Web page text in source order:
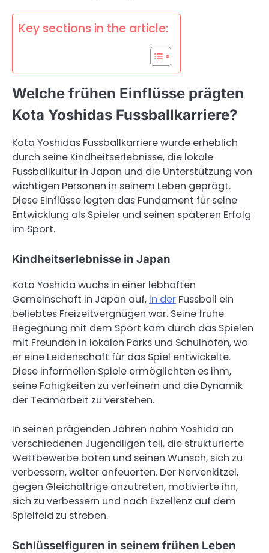
Key sections in the article:
Welche frühen Einflüsse prägten
Kota Yoshidas Fussballkarriere?
Kota Yoshidas Fussballkarriere wurde erheblich
durch seine Kindheitserlebnisse, die lokale
Fussballkultur in Japan und die Unterstützung von
wichtigen Personen in seinem Leben geprägt.
Diese Einflüsse legten das Fundament für seine
Entwicklung als Spieler und seinen späteren Erfolg
im Sport.
Kindheitserlebnisse in Japan
Kota Yoshida wuchs in einer lebhaften
Gemeinschaft in Japan auf, in der Fussball ein
beliebtes Freizeitvergnügen war. Seine frühe
Begegnung mit dem Sport kam durch das Spielen
mit Freunden in lokalen Parks und Schulhöfen, wo
er eine Leidenschaft für das Spiel entwickelte.
Diese informellen Spiele ermöglichten es ihm,
seine Fähigkeiten zu verfeinern und die Dynamik
der Teamarbeit zu verstehen.
In seinen prägenden Jahren nahm Yoshida an
verschiedenen Jugendligen teil, die strukturierte
Wettbewerbe boten und seinen Wunsch, sich zu
verbessern, weiter anfeuerten. Der Nervenkitzel,
gegen Gleichaltrige anzutreten, motivierte ihn,
sich zu verbessern und nach Exzellenz auf dem
Spielfeld zu streben.
Schlüsselfiguren in seinem frühen Leben